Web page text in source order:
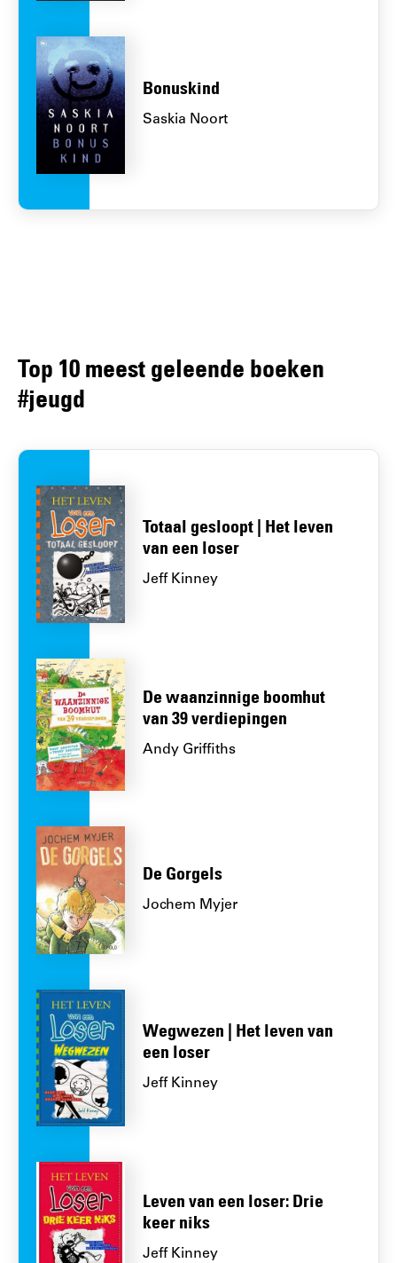
Bonuskind
Saskia Noort
Top 10 meest geleende boeken
#jeugd
Totaal gesloopt | Het leven
van een loser
Jeff Kinney
De waanzinnige boomhut
van 39 verdiepingen
Andy Griffiths
De Gorgels
Jochem Myjer
Wegwezen | Het leven van
een loser
Jeff Kinney
Leven van een loser: Drie
keer niks
Jeff Kinney